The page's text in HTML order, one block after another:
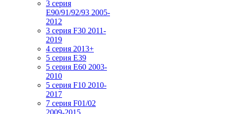
3 серия
E90/91/92/93 2005-
2012
3 серия F30 2011-
2019
4 серия 2013+
5 серия E39
5 серия E60 2003-
2010
5 серия F10 2010-
2017
7 серия F01/02
2009-2015